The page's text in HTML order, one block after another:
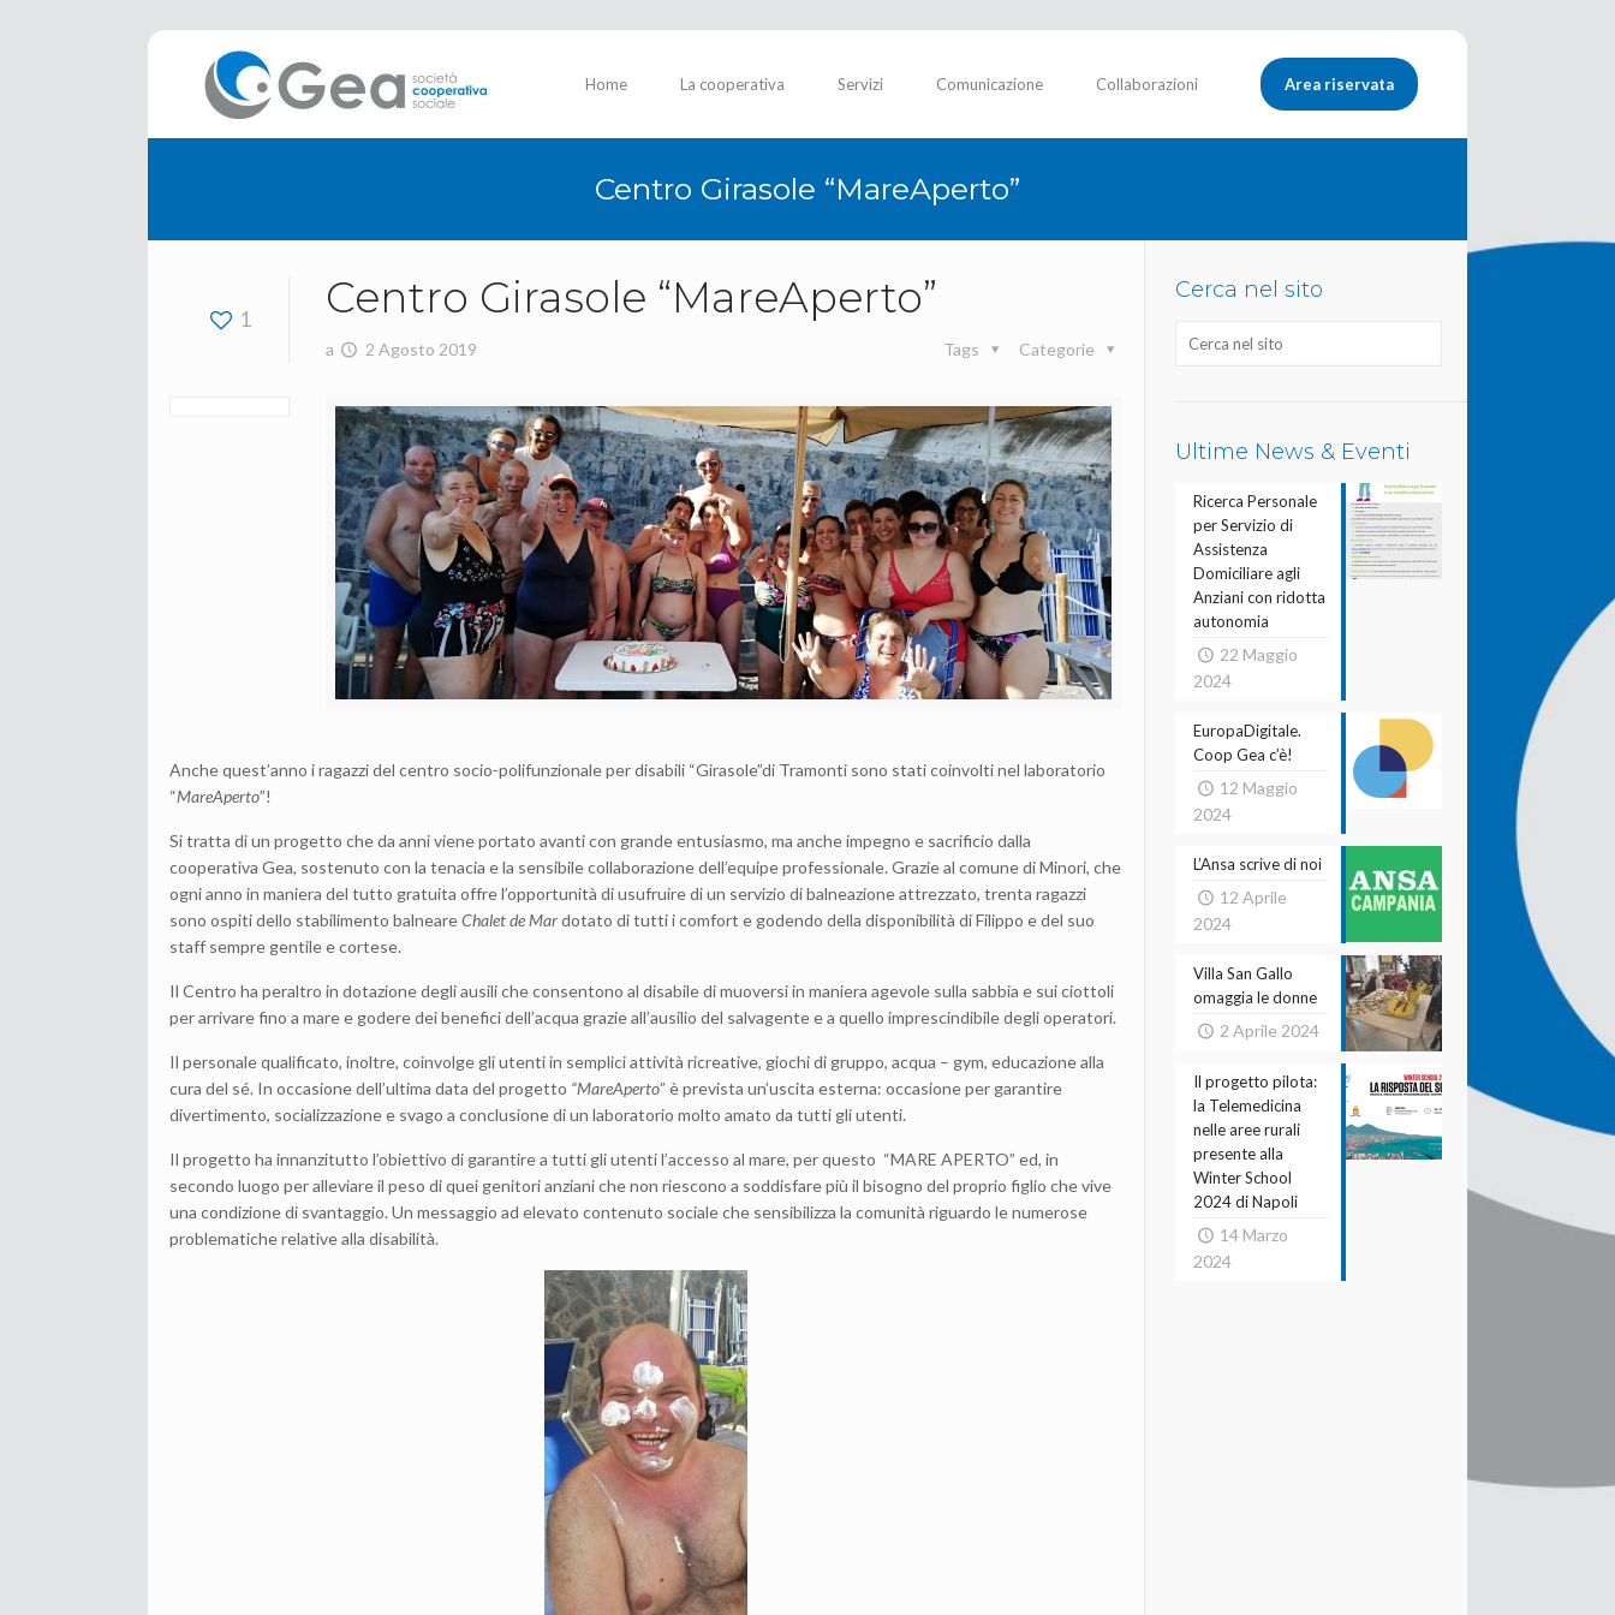
Home La cooperativa Servizi Comunicazione Collaborazioni Area riservata
Centro Girasole “MareAperto”
1 Centro Girasole “MareAperto”
a 2 Agosto 2019 Categorie
Tags
Anche quest’anno i ragazzi del centro socio-polifunzionale per disabili “Girasole”di Tramonti sono stati coinvolti nel laboratorio
“MareAperto”!
Si tratta di un progetto che da anni viene portato avanti con grande entusiasmo, ma anche impegno e sacrificio dalla
cooperativa Gea, sostenuto con la tenacia e la sensibile collaborazione dell’equipe professionale. Grazie al comune di Minori, che
ogni anno in maniera del tutto gratuita offre l’opportunità di usufruire di un servizio di balneazione attrezzato, trenta ragazzi
sono ospiti dello stabilimento balneareChalet de Mardotato di tutti i comfort e godendo della disponibilità di Filippo e del suo
staff sempre gentile e cortese.
Il Centro ha peraltro in dotazione degli ausili che consentono al disabile di muoversi in maniera agevole sulla sabbia e sui ciottoli
per arrivare fino a mare e godere dei benefici dell’acqua grazie all’ausilio del salvagente e a quello imprescindibile degli operatori.
Il personale qualificato, inoltre, coinvolge gli utenti in semplici attività ricreative, giochi di gruppo, acqua – gym, educazione alla
cura del sé. In occasione dell’ultima data del progetto “MareAperto” è prevista un’uscita esterna: occasione per garantire
divertimento, socializzazione e svago a conclusione di un laboratorio molto amato da tutti gli utenti.
Il progetto ha innanzitutto l’obiettivo di garantire a tutti gli utenti l’accesso al mare, per questo “MARE APERTO” ed, in
secondo luogo per alleviare il peso di quei genitori anziani che non riescono a soddisfare più il bisogno del proprio figlio che vive
una condizione di svantaggio. Un messaggio ad elevato contenuto sociale che sensibilizza la comunità riguardo le numerose
problematiche relative alla disabilità.
Cerca nel sito
Ultime News & Eventi
Ricerca Personale
per Servizio di
Assistenza
Domiciliare agli
Anziani con ridotta
autonomia
22 Maggio
2024
EuropaDigitale.
Coop Gea c’è!
12 Maggio
2024
L’Ansa scrive di noi
12 Aprile
2024
Villa San Gallo
omaggia le donne
2 Aprile 2024
Il progetto pilota:
la Telemedicina
nelle aree rurali
presente alla
Winter School
2024 di Napoli
14 Marzo
2024